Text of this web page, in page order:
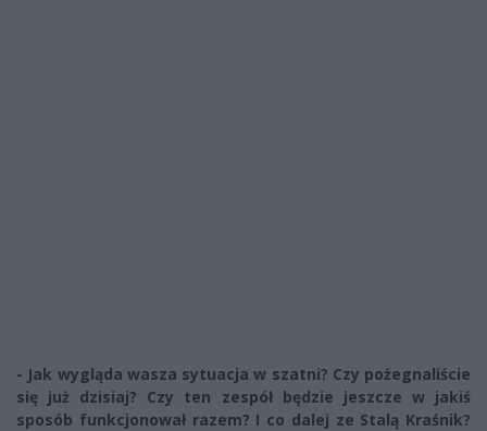
- Jak wygląda wasza sytuacja w szatni? Czy pożegnaliście
się już dzisiaj? Czy ten zespół będzie jeszcze w jakiś
sposób funkcjonował razem? I co dalej ze Stalą Kraśnik?